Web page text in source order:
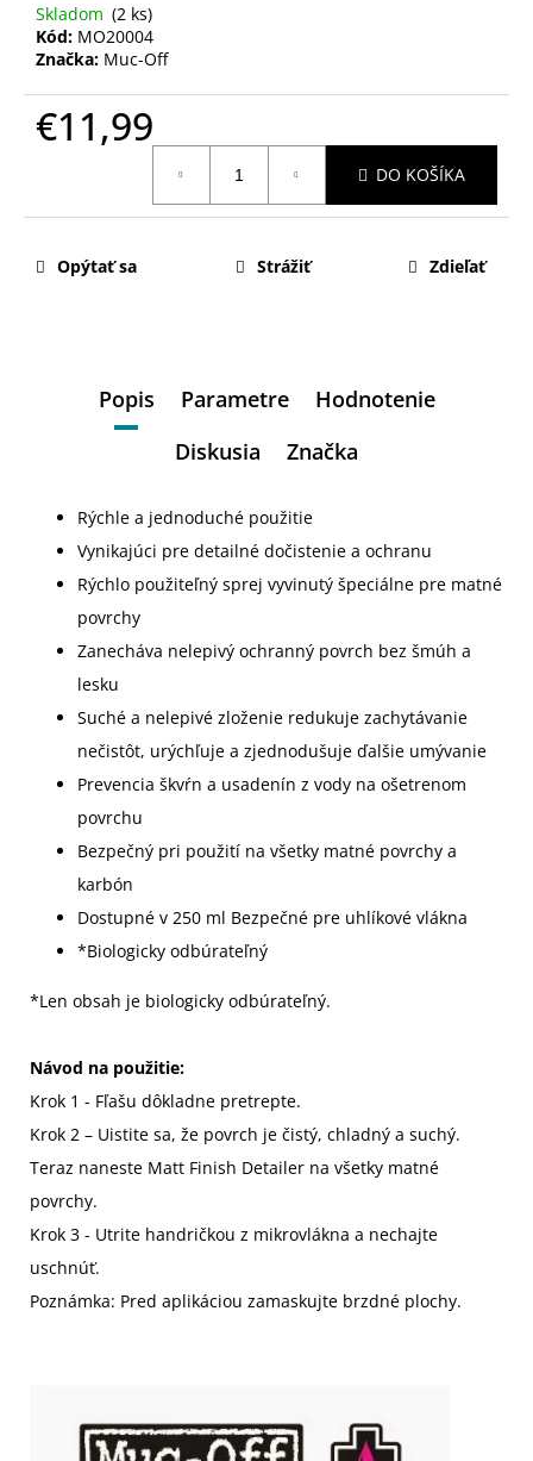
Skladom (2 ks)
Kód: MO20004
Značka: Muc-Off
€11,99
DO KOŠÍKA
Opýtať sa Strážiť Zdieľať
Popis Parametre
Hodnotenie
Diskusia
Značka
Rýchle a jednoduché použitie
Vynikajúci pre detailné dočistenie a ochranu
Rýchlo použiteľný sprej vyvinutý špeciálne pre matné
povrchy
Zanecháva nelepivý ochranný povrch bez šmúh a
lesku
Suché a nelepivé zloženie redukuje zachytávanie
nečistôt, urýchľuje a zjednodušuje ďalšie umývanie
Prevencia škvŕn a usadenín z vody na ošetrenom
povrchu
Bezpečný pri použití na všetky matné povrchy a
karbón
Dostupné v 250 ml Bezpečné pre uhlíkové vlákna
*Biologicky odbúrateľný
*Len obsah je biologicky odbúrateľný.
Návod na použitie:
Krok 1 - Fľašu dôkladne pretrepte.
Krok 2 – Uistite sa, že povrch je čistý, chladný a suchý.
Teraz naneste Matt Finish Detailer na všetky matné
povrchy.
Krok 3 - Utrite handričkou z mikrovlákna a nechajte
uschnúť.
Poznámka: Pred aplikáciou zamaskujte brzdné plochy.